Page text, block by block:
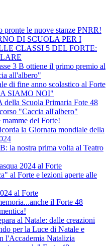
pronte le nuove stanze PNRR!
DI SCUOLA PER I
CLASSI 5 DEL FORTE:
3 B ottiene il primo premio al
all'albero"
di fine anno scolastico al Forte
SIAMO NOI"
della Scuola Primaria Fote 48
"Caccia all'albero"
del Forte!
la Giornata mondiale della
la nostra prima volta al Teatro
2024 al Forte
al Forte e lezioni aperte alle
al Forte
il Forte 48
al Natale: dalle creazioni
per la Luce di Natale e
l'Accademia Natalizia